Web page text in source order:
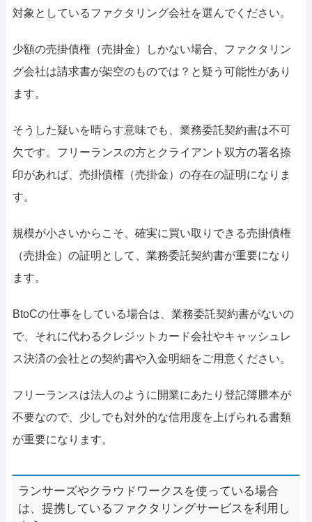
対象としているファクタリング会社を選んでください。
少額の売掛債権（売掛金）しかない場合、ファクタリン
グ会社は請求書が架空のものでは？と疑う可能性があり
ます。
そうした疑いを晴らす意味でも、業務委託契約書は不可
欠です。フリーランスの方とクライアント双方の署名捺
印があれば、売掛債権（売掛金）の存在の証明になりま
す。
規模が小さいからこそ、確実に買い取りできる売掛債権
（売掛金）の証明として、業務委託契約書が重要になり
ます。
BtoCの仕事をしている場合は、業務委託契約書がないの
で、それに代わるクレジットカード会社やキャッシュレ
ス決済の会社との契約書や入金明細をご用意ください。
フリーランスは法人のように開業にあたり登記簿謄本が
不要なので、少しでも対外的な信用度を上げられる書類
が重要になります。
ランサーズやクラウドワークスを使っている場合
は、提携しているファクタリングサービスを利用し